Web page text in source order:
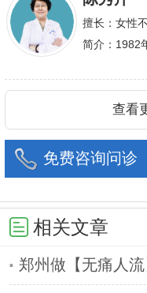
擅长：女性
异位症、多
简介：1982
查看
免费咨询问诊
相关文章
郑州做【无痛人